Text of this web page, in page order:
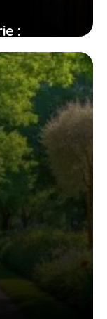
:
Bab El